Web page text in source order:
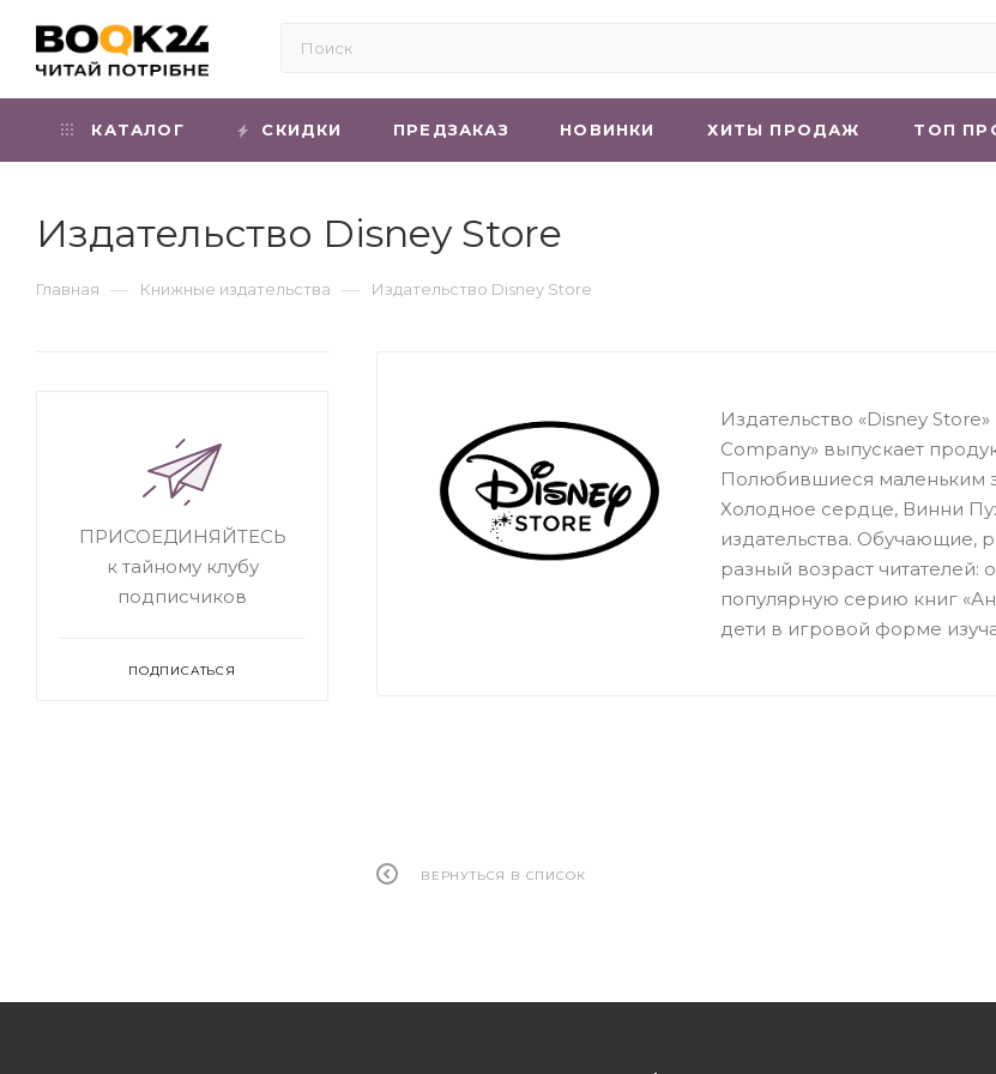
КАТАЛОГ СКИДКИ ПРЕДЗАКАЗ НОВИНКИ ХИТЫ ПРОДАЖ ТОП
Издательство Disney Store
Главная — Книжные издательства — Издательство Disney Store
Издательство «Disney
Company» выпускает
Полюбившиеся маленьким
Холодное сердце, Винни
издательства. Обучающие,
разный возраст читателей:
популярную серию книг
дети в игровой форме
ВЕРНУТЬСЯ В СПИСОК
ПРИСОЕДИНЯЙТЕСЬ
к тайному клубу
подписчиков
ПОДПИСАТЬСЯ